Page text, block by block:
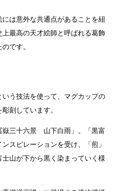
は意外な共通点があることを紐
最高の天才絵師と呼ばれる葛飾
です。
う技法を使って、マグカップの
刻しています。
嶽三十六景 山下白雨」。「黒富
スピレーションを受け、「煎」
山が下から黒く染まっていく様